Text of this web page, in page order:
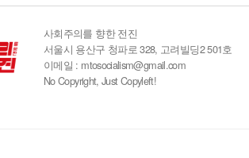
사회주의를 향한 전진
서울시 용산구 청파로 328, 고려빌딩2 501호
이메일 : mtosocialism@gmail.com
No Copyright, Just Copyleft!